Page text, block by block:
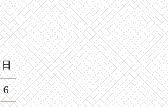
日
6